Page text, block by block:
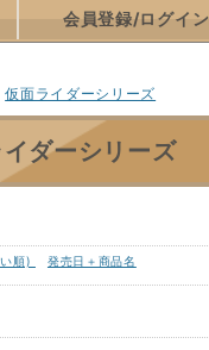
会員登録/ログイン
仮面ライダーシリーズ
ダーシリーズ
順) 発売日＋商品名